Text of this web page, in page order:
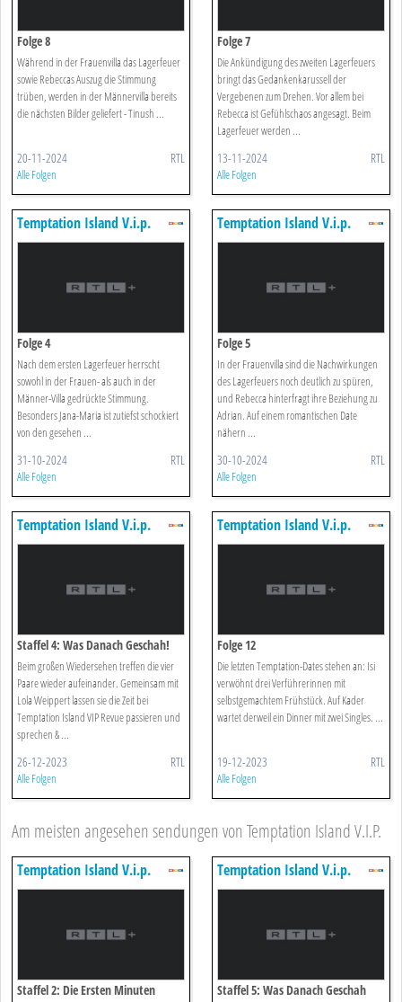
Folge 8
Während in der Frauenvilla das Lagerfeuer
sowie Rebeccas Auszug die Stimmung
trüben, werden in der Männervilla bereits
die nächsten Bilder geliefert - Tinush ...
20-11-2024 RTL
Alle Folgen
Folge 7
Die Ankündigung des zweiten Lagerfeuers
bringt das Gedankenkarussell der
Vergebenen zum Drehen. Vor allem bei
Rebecca ist Gefühlschaos angesagt. Beim
Lagerfeuer werden ...
13-11-2024 RTL
Alle Folgen
Temptation Island V.i.p.
Folge 4
Nach dem ersten Lagerfeuer herrscht
sowohl in der Frauen- als auch in der
Männer-Villa gedrückte Stimmung.
Besonders Jana-Maria ist zutiefst schockiert
von den gesehen ...
31-10-2024 RTL
Alle Folgen
Temptation Island V.i.p.
Folge 5
In der Frauenvilla sind die Nachwirkungen
des Lagerfeuers noch deutlich zu spüren,
und Rebecca hinterfragt ihre Beziehung zu
Adrian. Auf einem romantischen Date
nähern ...
30-10-2024 RTL
Alle Folgen
Temptation Island V.i.p.
Staffel 4: Was Danach Geschah!
Beim großen Wiedersehen treffen die vier
Paare wieder aufeinander. Gemeinsam mit
Lola Weippert lassen sie die Zeit bei
Temptation Island VIP Revue passieren und
sprechen & ...
26-12-2023 RTL
Alle Folgen
Temptation Island V.i.p.
Folge 12
Die letzten Temptation-Dates stehen an: Isi
verwöhnt drei Verführerinnen mit
selbstgemachtem Frühstück. Auf Kader
wartet derweil ein Dinner mit zwei Singles. ...
19-12-2023 RTL
Alle Folgen
Am meisten angesehen sendungen von Temptation Island V.I.P.
Temptation Island V.i.p.
Staffel 2: Die Ersten Minuten
Temptation Island V.i.p.
Staffel 5: Was Danach Geschah